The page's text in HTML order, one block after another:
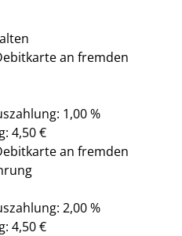
an fremden
1,00 %
4,50 €
an fremden
2,00 %
4,50 €